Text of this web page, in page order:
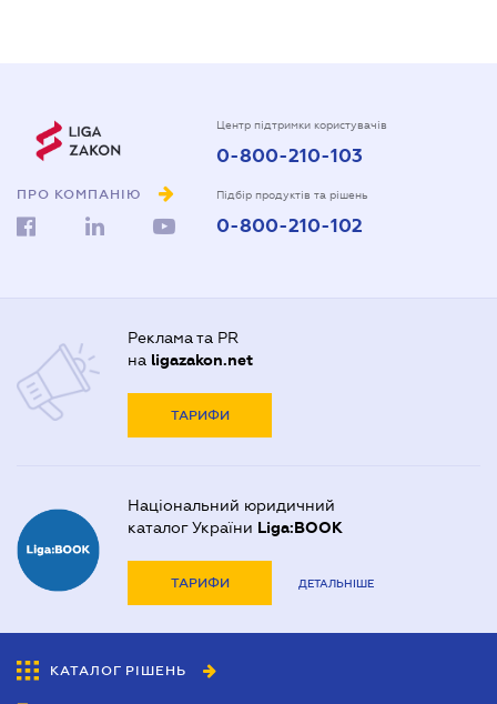
ПРО КОМПАНІЮ
Центр підтримки користувачів
0-800-210-103
Підбір продуктів та рішень
0-800-210-102
Реклама та PR
на ligazakon.net
ТАРИФИ
Національний юридичний
каталог України Liga:BOOK
ТАРИФИ ДЕТАЛЬНІШЕ
КАТАЛОГ РІШЕНЬ